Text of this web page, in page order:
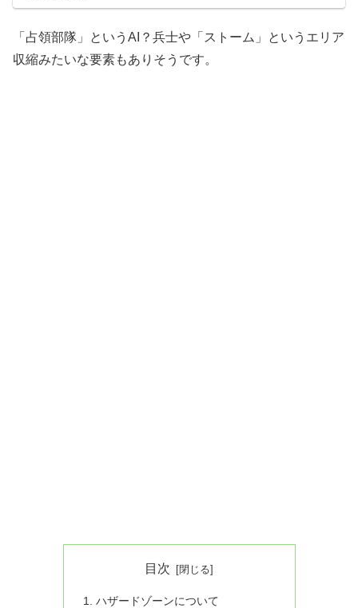
「占領部隊」というAI？兵士や「ストーム」というエリア
収縮みたいな要素もありそうです。
目次
ハザードゾーンについて